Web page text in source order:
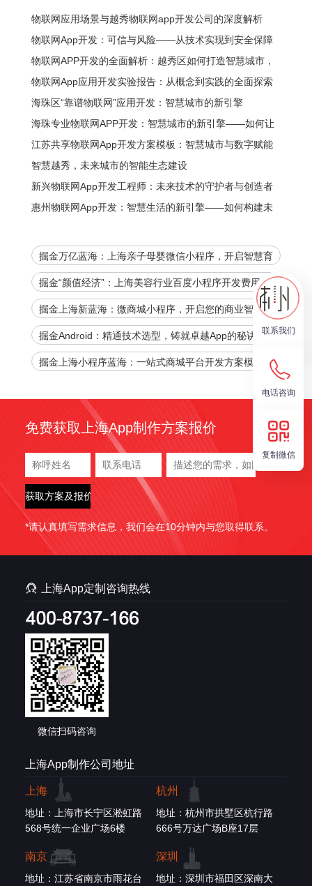
联系我们
电话咨询
复制微信
物联网应用场景与越秀物联网app开发公司的深度解析
物联网App开发：可信与风险——从技术实现到安全保障
物联网APP开发的全面解析：越秀区如何打造智慧城市，
你的企业需要什么？
物联网App应用开发实验报告：从概念到实践的全面探索
海珠区“靠谱物联网”应用开发：智慧城市的新引擎
海珠专业物联网APP开发：智慧城市的新引擎——如何让
城市更智能、更便捷？
江苏共享物联网App开发方案模板：智慧城市与数字赋能
的全新生态
智慧越秀，未来城市的智能生态建设
新兴物联网App开发工程师：未来技术的守护者与创造者
惠州物联网App开发：智慧生活的新引擎——如何构建未
掘金万亿蓝海：上海亲子母婴微信小程序，开启智慧育
儿新时代！
掘金“颜值经济”：上海美容行业百度小程序开发费用全
解析，助您抢占数字先机！
掘金上海新蓝海：微商城小程序，开启您的商业智能时
代
掘金Android：精通技术选型，铸就卓越App的秘诀！
掘金上海小程序蓝海：一站式商城平台开发方案模板，
免费获取上海App制作方案报价
*请认真填写需求信息，我们会在10分钟内与您取得联系。
 上海App定制咨询热线
微信扫码咨询
上海App制作公司地址
上海
地址：上海市长宁区淞虹路
568号统一企业广场6楼
杭州
地址：杭州市拱墅区杭行路
666号万达广场B座17层
南京
地址：江苏省南京市雨花台
深圳
地址：深圳市福田区深南大